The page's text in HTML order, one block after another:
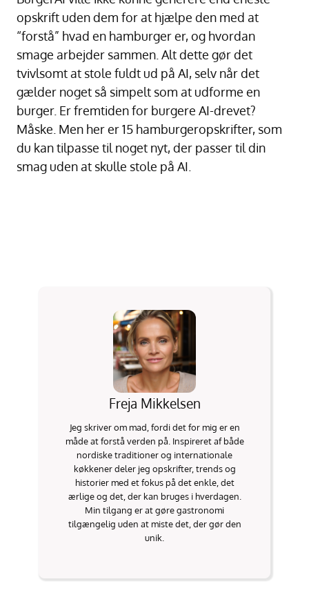
opskrift uden dem for at hjælpe den med at
“forstå” hvad en hamburger er, og hvordan
smage arbejder sammen. Alt dette gør det
tvivlsomt at stole fuldt ud på AI, selv når det
gælder noget så simpelt som at udforme en
burger. Er fremtiden for burgere AI-drevet?
Måske. Men her er 15 hamburgeropskrifter, som
du kan tilpasse til noget nyt, der passer til din
smag uden at skulle stole på AI.
Freja Mikkelsen
Jeg skriver om mad, fordi det for mig er en
måde at forstå verden på. Inspireret af både
nordiske traditioner og internationale
køkkener deler jeg opskrifter, trends og
historier med et fokus på det enkle, det
ærlige og det, der kan bruges i hverdagen.
Min tilgang er at gøre gastronomi
tilgængelig uden at miste det, der gør den
unik.